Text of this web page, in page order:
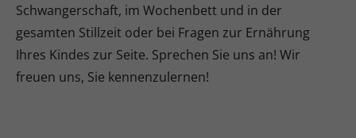
Schwangerschaft, im Wochenbett und in der
gesamten Stillzeit oder bei Fragen zur Ernährung
Ihres Kindes zur Seite. Sprechen Sie uns an! Wir
freuen uns, Sie kennenzulernen!